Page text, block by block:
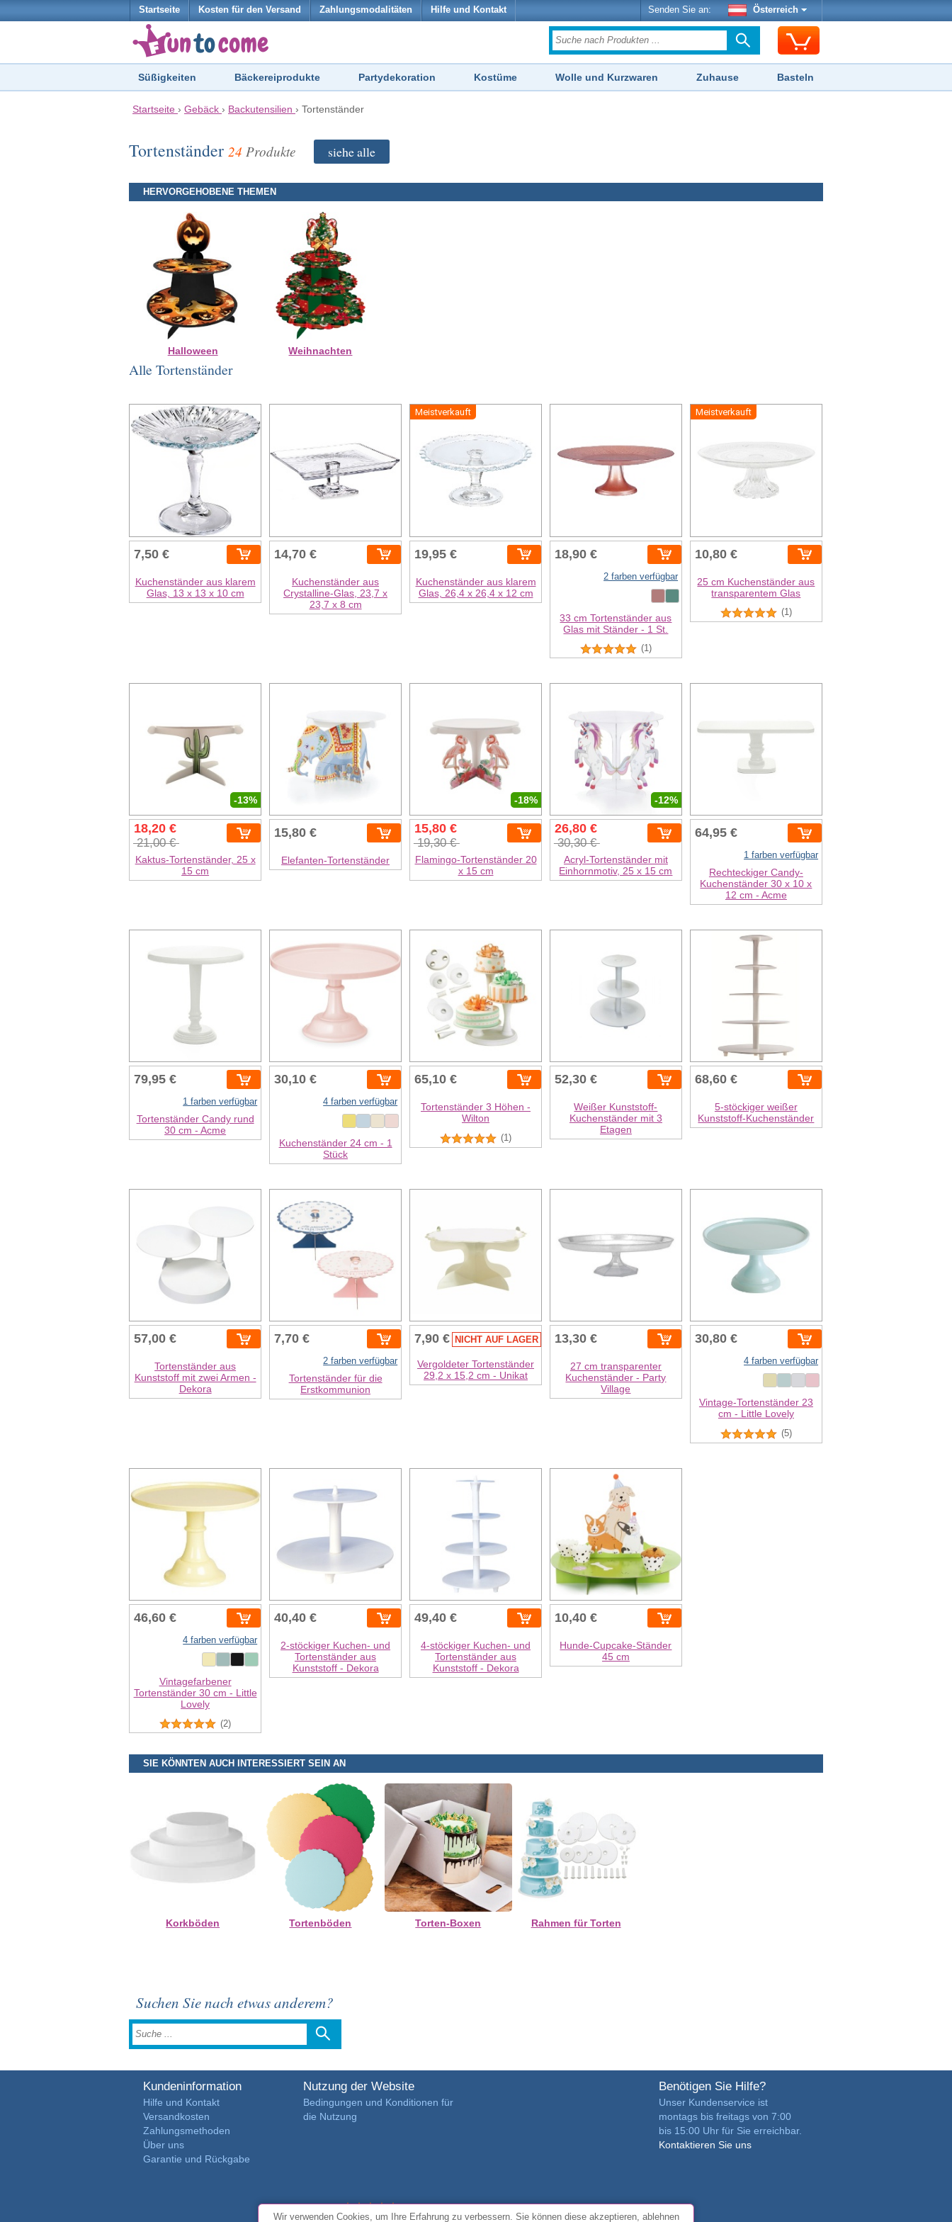
Startseite Kosten für den Versand Zahlungsmodalitäten Hilfe und Kontakt Senden Sie an: Österreich
Süßigkeiten Bäckereiprodukte Partydekoration Kostüme Wolle und Kurzwaren Zuhause Basteln
Startseite › Gebäck › Backutensilien › Tortenständer
Tortenständer 24 Produkte siehe alle
HERVORGEHOBENE THEMEN
Halloween Weihnachten
Alle Tortenständer
7,50 €
Kuchenständer aus klarem
Glas, 13 x 13 x 10 cm
14,70 €
Kuchenständer aus
Crystalline-Glas, 23,7 x
23,7 x 8 cm
Meistverkauft
19,95 €
Kuchenständer aus klarem
Glas, 26,4 x 26,4 x 12 cm
18,90 €
2 farben verfügbar
33 cm Tortenständer aus
Glas mit Ständer - 1 St.
(1)
Meistverkauft
10,80 €
25 cm Kuchenständer aus
transparentem Glas
(1)
-13%
18,20 €
21,00 €
Kaktus-Tortenständer, 25 x
15 cm
15,80 €
Elefanten-Tortenständer
-18%
15,80 €
19,30 €
Flamingo-Tortenständer 20
x 15 cm
-12%
26,80 €
30,30 €
Acryl-Tortenständer mit
Einhornmotiv, 25 x 15 cm
64,95 €
1 farben verfügbar
Rechteckiger Candy-
Kuchenständer 30 x 10 x
12 cm - Acme
79,95 €
1 farben verfügbar
Tortenständer Candy rund
30 cm - Acme
30,10 €
4 farben verfügbar
Kuchenständer 24 cm - 1
Stück
65,10 €
Tortenständer 3 Höhen -
Wilton
(1)
52,30 €
Weißer Kunststoff-
Kuchenständer mit 3
Etagen
68,60 €
5-stöckiger weißer
Kunststoff-Kuchenständer
57,00 €
Tortenständer aus
Kunststoff mit zwei Armen -
Dekora
7,70 €
2 farben verfügbar
Tortenständer für die
Erstkommunion
7,90 € NICHT AUF LAGER
Vergoldeter Tortenständer
29,2 x 15,2 cm - Unikat
13,30 €
27 cm transparenter
Kuchenständer - Party
Village
30,80 €
4 farben verfügbar
Vintage-Tortenständer 23
cm - Little Lovely
(5)
46,60 €
4 farben verfügbar
Vintagefarbener
Tortenständer 30 cm - Little
Lovely
(2)
40,40 €
2-stöckiger Kuchen- und
Tortenständer aus
Kunststoff - Dekora
49,40 €
4-stöckiger Kuchen- und
Tortenständer aus
Kunststoff - Dekora
10,40 €
Hunde-Cupcake-Ständer
45 cm
SIE KÖNNTEN AUCH INTERESSIERT SEIN AN
Korkböden Tortenböden Torten-Boxen Rahmen für Torten
Suchen Sie nach etwas anderem?
Kundeninformation
Hilfe und Kontakt
Versandkosten
Zahlungsmethoden
Über uns
Garantie und Rückgabe
Nutzung der Website
Bedingungen und Konditionen für
die Nutzung
Benötigen Sie Hilfe?
Unser Kundenservice ist
montags bis freitags von 7:00
bis 15:00 Uhr für Sie erreichbar.
Kontaktieren Sie uns
4.7/5 von3889 verifizierte Kundenrezensionen
Wir verwenden Cookies, um Ihre Erfahrung zu verbessern. Sie können diese akzeptieren, ablehnen